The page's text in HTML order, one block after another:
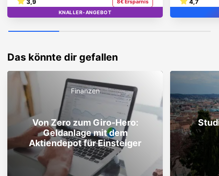
3,9 8€ Ersparnis
TOP
KNALLER-ANGEBOT
4,7
Das könnte dir gefallen
Finanzen
Von Zero zum Giro-Hero:
Geldanlage mit dem
Aktiendepot für Einsteiger